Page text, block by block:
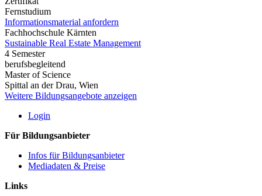
Fernstudium
Informationsmaterial anfordern
Fachhochschule Kärnten
Sustainable Real Estate Management
4 Semester
berufsbegleitend
Master of Science
Spittal an der Drau, Wien
Weitere Bildungsangebote anzeigen
Login
Für Bildungsanbieter
Infos für Bildungsanbieter
Mediadaten & Preise
Links